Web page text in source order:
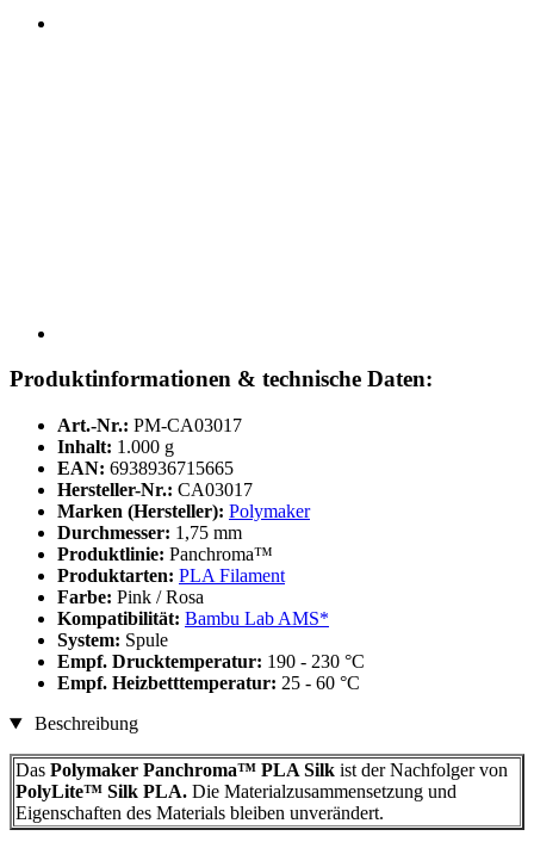
Produktinformationen & technische Daten:
Art.-Nr.: PM-CA03017
Inhalt: 1.000 g
EAN: 6938936715665
Hersteller-Nr.: CA03017
Marken (Hersteller): Polymaker
Durchmesser: 1,75 mm
Produktlinie: Panchroma™
Produktarten: PLA Filament
Farbe: Pink / Rosa
Kompatibilität: Bambu Lab AMS*
System: Spule
Empf. Drucktemperatur: 190 - 230 °C
Empf. Heizbetttemperatur: 25 - 60 °C
Beschreibung
Das Polymaker Panchroma™ PLA Silk ist der Nachfolger von
PolyLite™ Silk PLA. Die Materialzusammensetzung und
Eigenschaften des Materials bleiben unverändert.